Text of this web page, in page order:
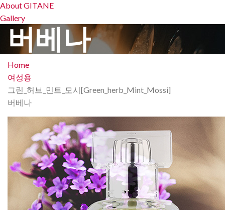
About GITANE
Gallery
버베나
Home
여성용
그린_허브_민트_모시[Green_herb_Mint_Mossi]
버베나